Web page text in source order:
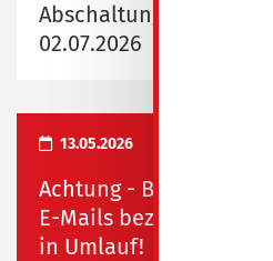
Abschaltung
02.07.2026
13.05.2026
Achtung - Betrug in
E-Mails bezüglich
in Umlauf!